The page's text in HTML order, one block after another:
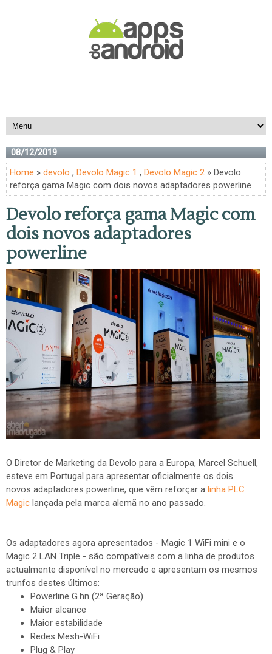
08/12/2019
Home » devolo , Devolo Magic 1 , Devolo Magic 2 » Devolo
reforça gama Magic com dois novos adaptadores powerline
Devolo reforça gama Magic com
dois novos adaptadores
powerline
O Diretor de Marketing da Devolo para a Europa, Marcel Schuell,
esteve em Portugal para apresentar oficialmente os dois
novos adaptadores powerline, que vêm reforçar a linha PLC
Magic lançada pela marca alemã no ano passado.
Os adaptadores agora apresentados - Magic 1 WiFi mini e o
Magic 2 LAN Triple - são compatíveis com a linha de produtos
actualmente disponível no mercado e apresentam os mesmos
trunfos destes últimos:
Powerline G.hn (2ª Geração)
Maior alcance
Maior estabilidade
Redes Mesh-WiFi
Plug & Play